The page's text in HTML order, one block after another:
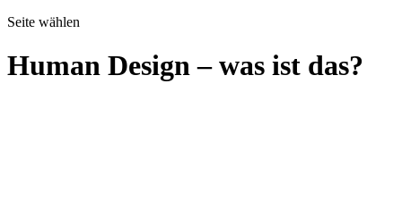
Seite wählen
Human Design – was ist das?